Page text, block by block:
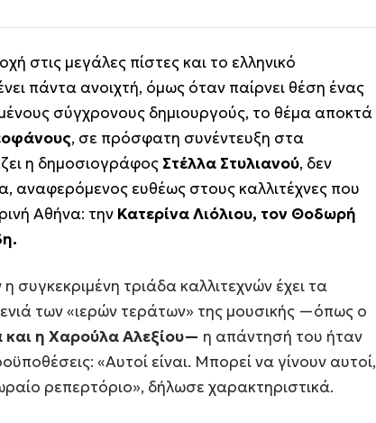
στις μεγάλες πίστες και το ελληνικό
πάντα ανοιχτή, όμως όταν παίρνει θέση ένας
σύγχρονους δημιουργούς, το θέμα αποκτά
, σε πρόσφατη συνέντευξη στα
η δημοσιογράφος Στέλλα Στυλιανού, δεν
αναφερόμενος ευθέως στους καλλιτέχνες που
Αθήνα: την Κατερίνα Λιόλιου, τον Θοδωρή
τριάδα καλλιτεχνών έχει τα
των «ιερών τεράτων» της μουσικής —όπως ο
και η Χαρούλα Αλεξίου— η απάντησή του ήταν
«Αυτοί είναι. Μπορεί να γίνουν αυτοί,
ρεπερτόριο», δήλωσε χαρακτηριστικά.